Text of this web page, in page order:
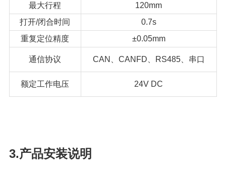
最大行程
120mm
打开/闭合时间
0.7s
重复定位精度
±0.05mm
通信协议 CAN、CANFD、RS485、串口
额定工作电压 24V DC
3.产品安装说明